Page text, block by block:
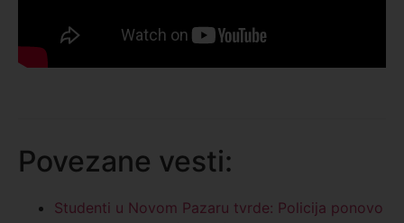
Povezane vesti:
Studenti u Novom Pazaru tvrde: Policija ponovo